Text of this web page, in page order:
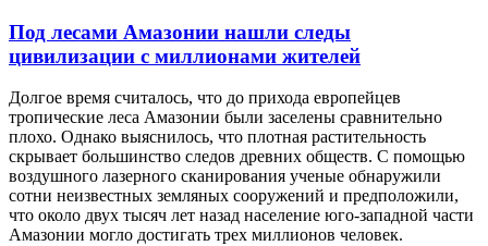
Под лесами Амазонии нашли следы
цивилизации с миллионами жителей
Долгое время считалось, что до прихода европейцев
тропические леса Амазонии были заселены сравнительно
плохо. Однако выяснилось, что плотная растительность
скрывает большинство следов древних обществ. С помощью
воздушного лазерного сканирования ученые обнаружили
сотни неизвестных земляных сооружений и предположили,
что около двух тысяч лет назад население юго-западной части
Амазонии могло достигать трех миллионов человек.